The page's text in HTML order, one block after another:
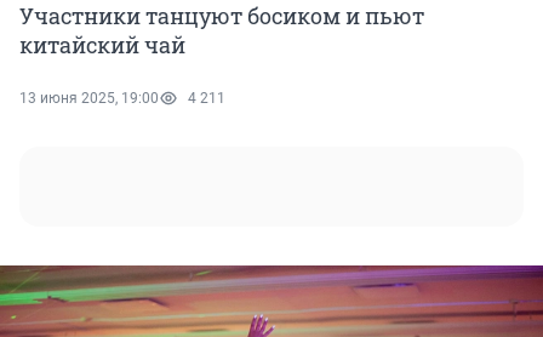
Участники танцуют босиком и пьют
китайский чай
13 июня 2025, 19:00 4 211